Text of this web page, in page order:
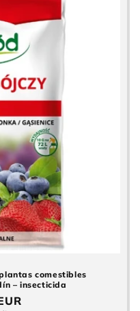
comestibles
– insecticida